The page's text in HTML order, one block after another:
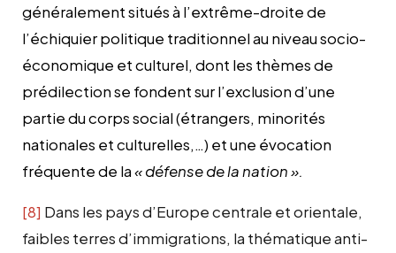
généralement situés à l’extrême-droite de
l’échiquier politique traditionnel au niveau socio-
économique et culturel, dont les thèmes de
prédilection se fondent sur l’exclusion d’une
partie du corps social (étrangers, minorités
nationales et culturelles,…) et une évocation
fréquente de la« défense de la nation ».
[8] Dans les pays d’Europe centrale et orientale,
faibles terres d’immigrations, la thématique anti-